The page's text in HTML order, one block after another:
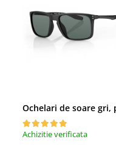
Achizitie verificata